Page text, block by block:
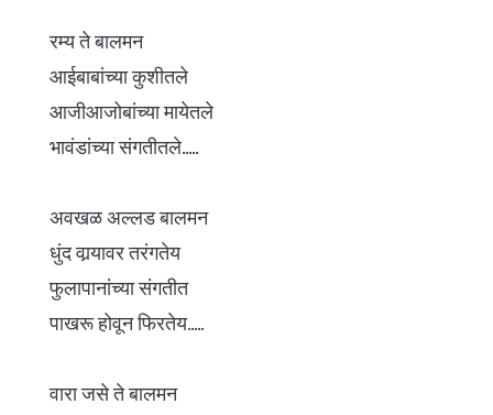
रम्य ते बालमन
आईबाबांच्या कुशीतले
आजीआजोबांच्या मायेतले
भावंडांच्या संगतीतले.....
अवखळ अल्लड बालमन
धुंद वार्‍यावर तरंगतेय
फुलापानांच्या संगतीत
पाखरू होवून फिरतेय.....
वारा जसे ते बालमन